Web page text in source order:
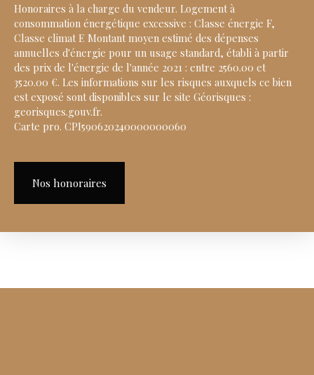
Honoraires à la charge du vendeur. Logement à
consommation énergétique excessive : Classe énergie F,
Classe climat E Montant moyen estimé des dépenses
annuelles d'énergie pour un usage standard, établi à partir
des prix de l'énergie de l'année 2021 : entre 2560.00 et
3520.00 €. Les informations sur les risques auxquels ce bien
est exposé sont disponibles sur le site Géorisques :
georisques.gouv.fr.
Carte pro. CPI590620240000000060
Nos honoraires